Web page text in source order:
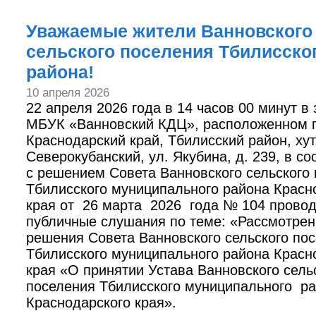
Уважаемые жители Ванновского
сельского поселения
района!
10 апреля 2026
22 апреля 2026 года в 14 часов 00 минут в
МБУК «Ванновский КДЦ», расположенном
Краснодарский край, Тбилисский район,
Северокубанский, ул. Якубина, д. 239, в
с решением Совета Ванновского сельского
Тбилисского муниципального района
края от 26 марта 2026 года № 104
публичные слушания по теме:
решения Совета Ванновского сельского
Тбилисского муниципального района
края «О принятии Устава Ванновского
поселения Тбилисского муниципального
Краснодарского края».